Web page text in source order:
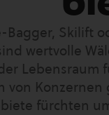
Bagger, Skilift
wertvolle
Lebensraum
von
fürchten